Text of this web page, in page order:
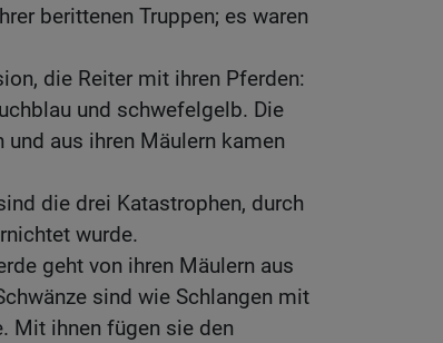
berittenen Truppen; es waren
die Reiter mit ihren Pferden:
und schwefelgelb. Die
aus ihren Mäulern kamen
die drei Katastrophen, durch
wurde.
geht von ihren Mäulern aus
sind wie Schlangen mit
Mit ihnen fügen sie den